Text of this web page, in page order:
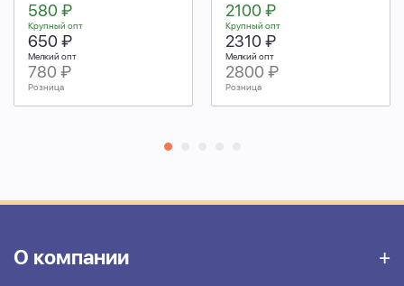
580 ₽
Крупный опт
650 ₽
Мелкий опт
780 ₽
Розница
2100 ₽
Крупный опт
2310 ₽
Мелкий опт
2800 ₽
Розница
О компании